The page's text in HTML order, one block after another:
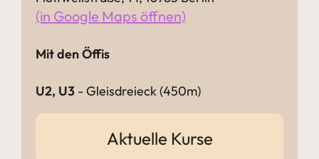
(in Google Maps öffnen)
Mit den Öffis
U2, U3 - Gleisdreieck (450m)
Aktuelle Kurse